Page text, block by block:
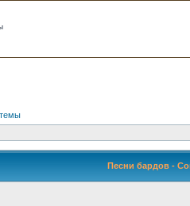
Песни бардов -